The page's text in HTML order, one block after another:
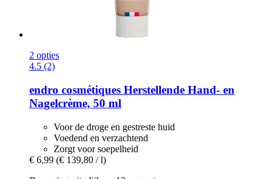
2 opties
4.5 (2)
endro cosmétiques Herstellende Hand-​ en
Nagelcrème, 50 ml
Voor de droge en gestreste huid
Voedend en verzachtend
Zorgt voor soepelheid
€ 6,99 (€ 139,80 / l)